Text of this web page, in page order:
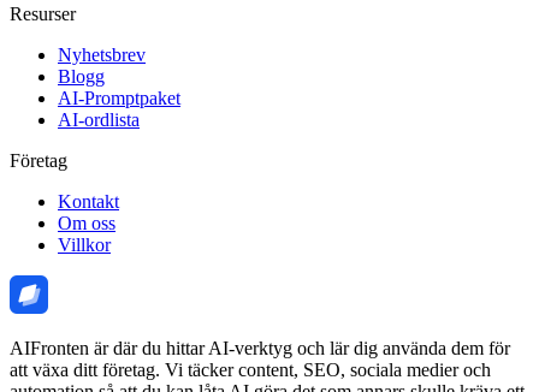
Resurser
Nyhetsbrev
Blogg
AI-Promptpaket
AI-ordlista
Företag
Kontakt
Om oss
Villkor
AIFronten är där du hittar AI-verktyg och lär dig använda dem för
att växa ditt företag. Vi täcker content, SEO, sociala medier och